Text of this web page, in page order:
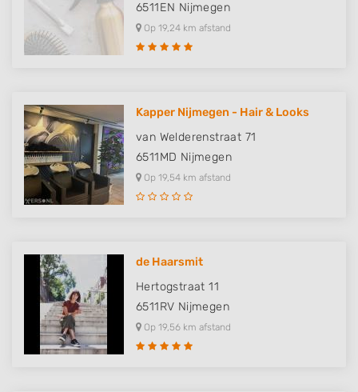
6511EN Nijmegen
Op 19,24 km afstand
Kapper Nijmegen - Hair & Looks
van Welderenstraat 71
6511MD Nijmegen
Op 19,54 km afstand
de Haarsmit
Hertogstraat 11
6511RV Nijmegen
Op 19,56 km afstand
Performance
Functional